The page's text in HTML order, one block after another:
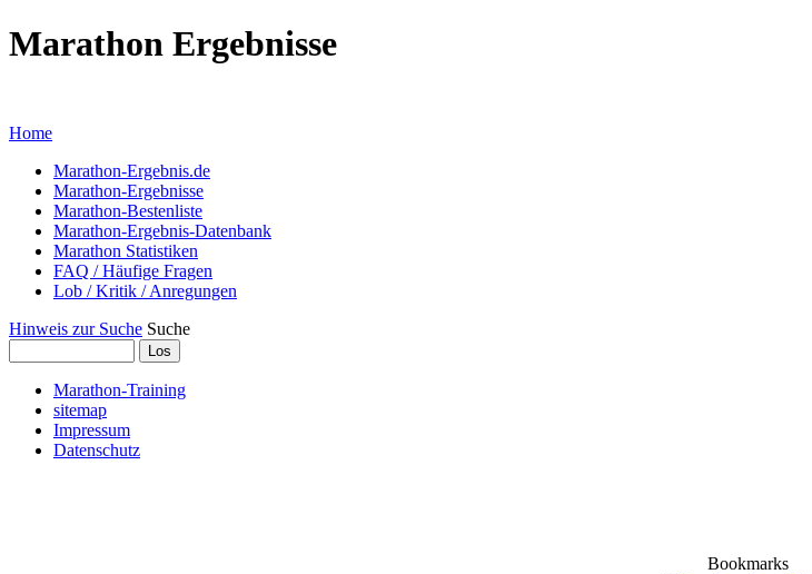
Marathon Ergebnisse
Home
Marathon-Ergebnis.de
Marathon-Ergebnisse
Marathon-Bestenliste
Marathon-Ergebnis-Datenbank
Marathon Statistiken
FAQ / Häufige Fragen
Lob / Kritik / Anregungen
Hinweis zur Suche Suche
Marathon-Training
sitemap
Impressum
Datenschutz
Bookmarks